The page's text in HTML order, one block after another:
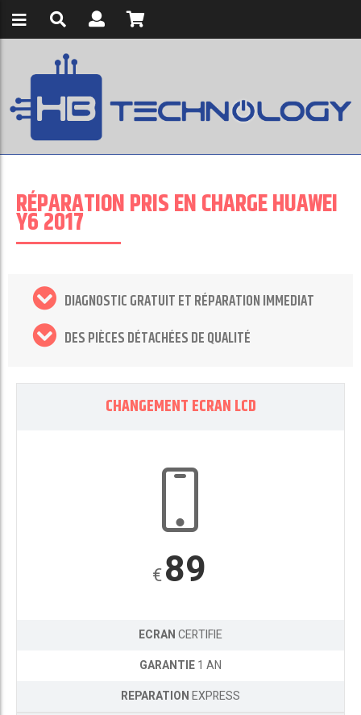
RÉPARATION PRIS EN CHARGE HUAWEI
Y6 2017
DIAGNOSTIC GRATUIT ET RÉPARATION IMMEDIAT
DES PIÈCES DÉTACHÉES DE QUALITÉ
CHANGEMENT ECRAN LCD
€89
ECRANCERTIFIE
GARANTIE1 AN
REPARATIONEXPRESS